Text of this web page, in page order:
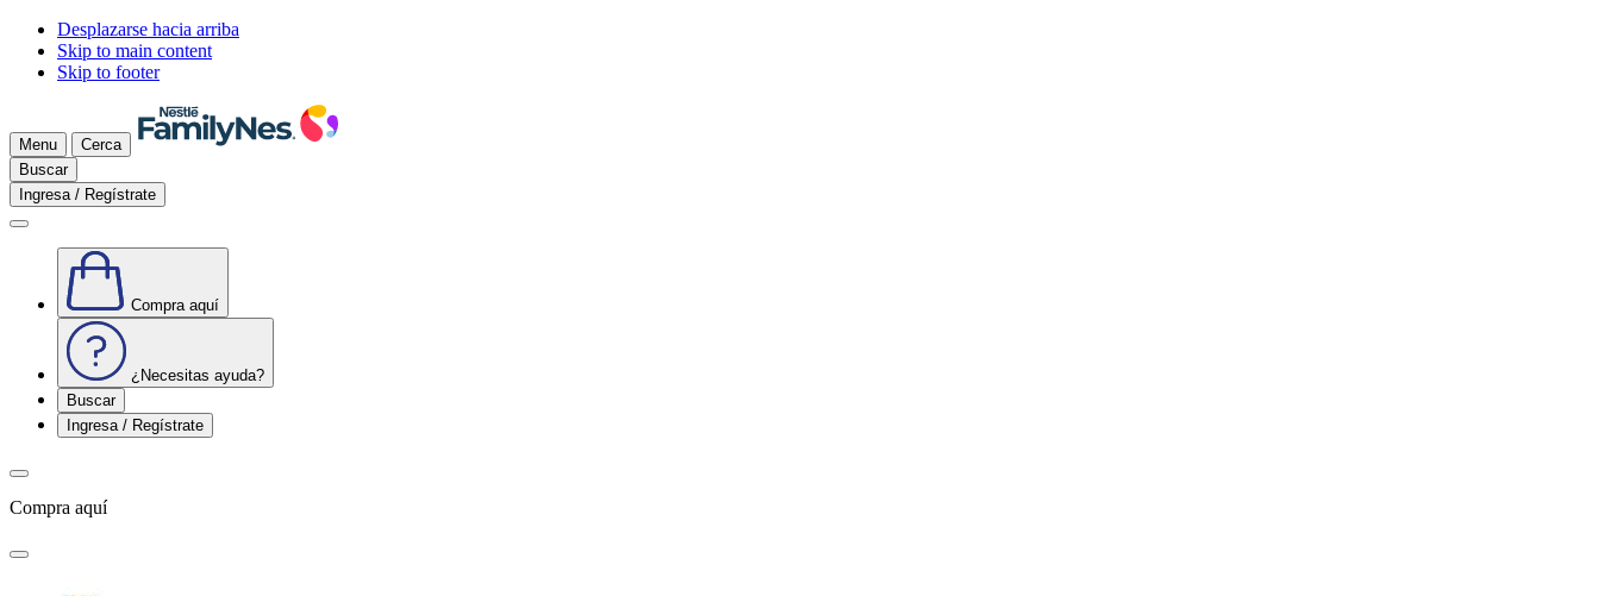
Desplazarse hacia arriba
Skip to main content
Skip to footer
Menu
Cerca
Buscar
Ingresa / Regístrate
Compra aquí
¿Necesitas ayuda?
Buscar
Ingresa / Regístrate
Compra aquí